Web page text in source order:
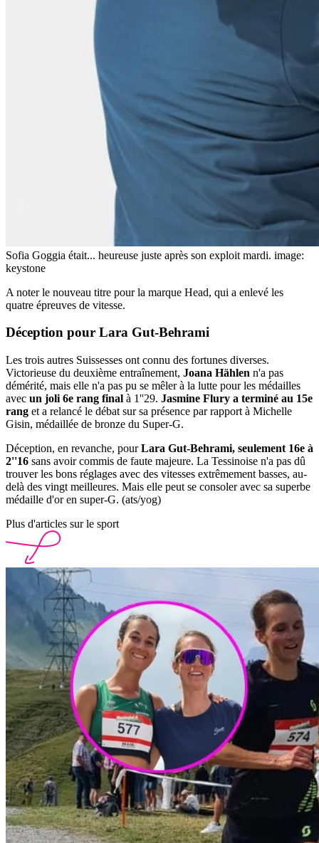
Sofia Goggia était... heureuse juste après son exploit mardi. image:
keystone
A noter le nouveau titre pour la marque Head, qui a enlevé les
quatre épreuves de vitesse.
Déception pour Lara Gut-Behrami
Les trois autres Suissesses ont connu des fortunes diverses.
Victorieuse du deuxième entraînement, Joana Hählen n'a pas
démérité, mais elle n'a pas pu se mêler à la lutte pour les médailles
avec un joli 6e rang final à 1''29. Jasmine Flury a terminé au 15e
rang et a relancé le débat sur sa présence par rapport à Michelle
Gisin, médaillée de bronze du Super-G.
Déception, en revanche, pourLara Gut-Behrami, seulement 16e à
2''16 sans avoir commis de faute majeure. La Tessinoise n'a pas dû
trouver les bons réglages avec des vitesses extrêmement basses, au-
delà des vingt meilleures. Mais elle peut se consoler avec sa superbe
médaille d'or en super-G. (ats/yog)
Plus d'articles sur le sport